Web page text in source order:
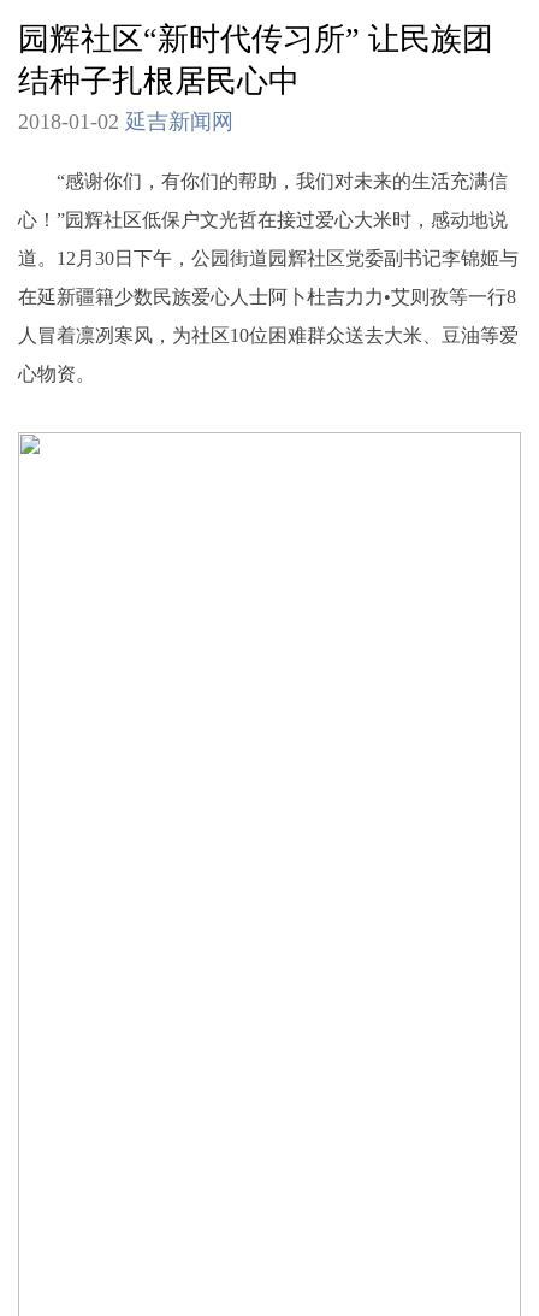
园辉社区“新时代传习所” 让民族团
结种子扎根居民心中
2018-01-02 延吉新闻网
“感谢你们，有你们的帮助，我们对未来的生活充满信
心！”园辉社区低保户文光哲在接过爱心大米时，感动地说
道。12月30日下午，公园街道园辉社区党委副书记李锦姬与
在延新疆籍少数民族爱心人士阿卜杜吉力力•艾则孜等一行8
人冒着凛冽寒风，为社区10位困难群众送去大米、豆油等爱
心物资。